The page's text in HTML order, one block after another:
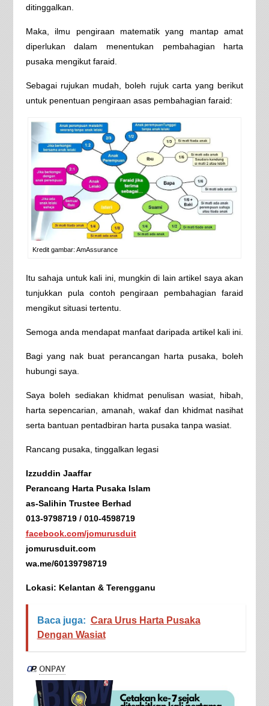
ditinggalkan.
Maka, ilmu pengiraan matematik yang mantap amat
diperlukan dalam menentukan pembahagian harta
pusaka mengikut faraid.
Sebagai rujukan mudah, boleh rujuk carta yang berikut
untuk penentuan pengiraan asas pembahagian faraid:
Kredit gambar: AmAssurance
Itu sahaja untuk kali ini, mungkin di lain artikel saya akan
tunjukkan pula contoh pengiraan pembahagian faraid
mengikut situasi tertentu.
Semoga anda mendapat manfaat daripada artikel kali ini.
Bagi yang nak buat perancangan harta pusaka, boleh
hubungi saya.
Saya boleh sediakan khidmat penulisan wasiat, hibah,
harta sepencarian, amanah, wakaf dan khidmat nasihat
serta bantuan pentadbiran harta pusaka tanpa wasiat.
Rancang pusaka, tinggalkan legasi
Izzuddin Jaaffar
Perancang Harta Pusaka Islam
as-Salihin Trustee Berhad
013-9798719 / 010-4598719
facebook.com/jomurusduit
jomurusduit.com
wa.me/60139798719
Lokasi: Kelantan & Terengganu
Baca juga: Cara Urus Harta Pusaka
Dengan Wasiat